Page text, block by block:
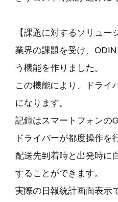
【課題に対するソリュー
業界の課題を受け、
う機能を作りました。
この機能により、ドライ
になります。
記録はスマートフォンの
ドライバーが都度操作を
配送先到着時と出発時に
することができます。
実際の日報統計画面表示